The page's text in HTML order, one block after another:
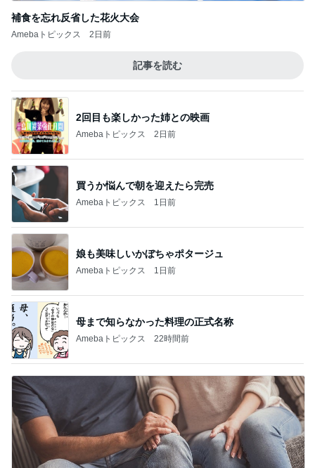
補食を忘れ反省した花火大会
Amebaトピックス 2日前
記事を読む
2回目も楽しかった姉との映画
Amebaトピックス 2日前
買うか悩んで朝を迎えたら完売
Amebaトピックス 1日前
娘も美味しいかぼちゃポタージュ
Amebaトピックス 1日前
母まで知らなかった料理の正式名称
Amebaトピックス 22時間前